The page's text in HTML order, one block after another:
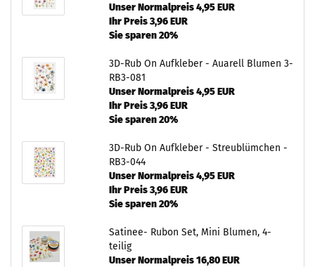
Unser Normalpreis 4,95 EUR
Ihr Preis 3,96 EUR
Sie sparen 20%
3D-Rub On Aufkleber - Auarell Blumen 3-
RB3-081
Unser Normalpreis 4,95 EUR
Ihr Preis 3,96 EUR
Sie sparen 20%
3D-Rub On Aufkleber - Streublümchen -
RB3-044
Unser Normalpreis 4,95 EUR
Ihr Preis 3,96 EUR
Sie sparen 20%
Satinee- Rubon Set, Mini Blumen, 4-
teilig
Unser Normalpreis 16,80 EUR